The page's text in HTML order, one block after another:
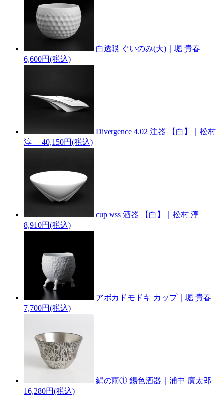
白透眼 ぐいのみ(大)｜堀 貴春
6,600円(税込)
Divergence 4.02 注器 【白】｜松村
淳
40,150円(税込)
cup wss 酒器 【白】｜松村 淳
8,910円(税込)
アボカドモドキ カップ｜堀 貴春
7,700円(税込)
絹の雨① 錫色酒器｜浦中 廣太郎
16,280円(税込)